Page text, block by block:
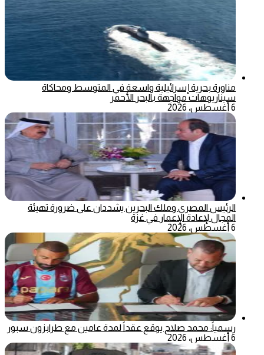
مناورة بحرية إسرائيلية واسعة في المتوسط ومحاكاة
سيناريوهات مواجهة بالبحر الأحمر
6 أغسطس، 2026
الرئيس المصري وملك البحرين يشددان على ضرورة تهيئة
المجال لإعادة الإعمار في غزة
6 أغسطس، 2026
رسمياً: محمد صلاح يوقع عقداً لمدة عامين مع طرابزون سبور
6 أغسطس، 2026